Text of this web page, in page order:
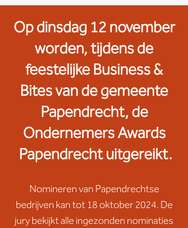
Op dinsdag 12 november
worden, tijdens de
feestelijke Business &
Bites van de gemeente
Papendrecht, de
Ondernemers Awards
Papendrecht uitgereikt.
Nomineren van Papendrechtse
bedrijven kan tot 18 oktober 2024. De
jury bekijkt alle ingezonden nominaties